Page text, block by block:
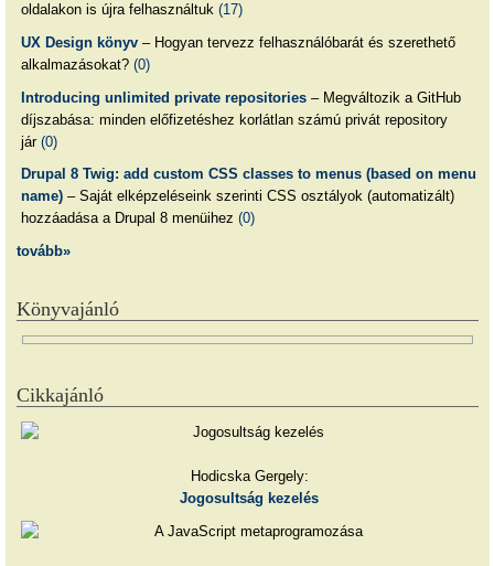
oldalakon is újra felhasználtuk (17)
UX Design könyv– Hogyan tervezz felhasználóbarát és szerethető
alkalmazásokat? (0)
Introducing unlimited private repositories– Megváltozik a GitHub
díjszabása: minden előfizetéshez korlátlan számú privát repository
jár (0)
Drupal 8 Twig: add custom CSS classes to menus (based on menu
name)– Saját elképzeléseink szerinti CSS osztályok (automatizált)
hozzáadása a Drupal 8 menüihez (0)
tovább»
Könyvajánló
Cikkajánló
Hodicska Gergely:
Jogosultság kezelés